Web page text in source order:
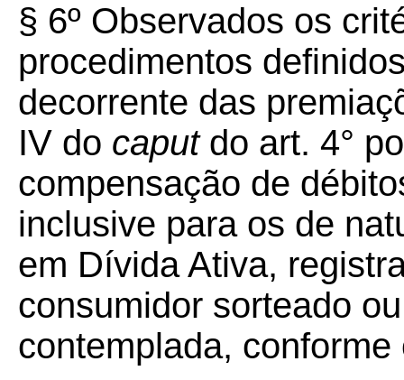
§ 6º Observados os
procedimentos
decorrente das
IV do caputdo art. 4°
compensação de
inclusive para os de
em Dívida Ativa,
consumidor sorteado
contemplada, conforme